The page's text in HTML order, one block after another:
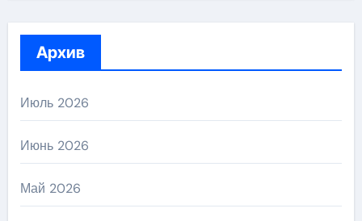
Архив
Июль 2026
Июнь 2026
Май 2026